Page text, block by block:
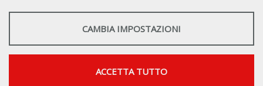
STATISTICHE
Mostra maggiori informazioni
CAMBIA IMPOSTAZIONI
ACCETTA TUTTO
Contatti Privacy Trasparenza Credits